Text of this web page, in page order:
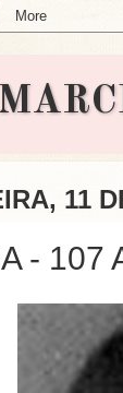
11
- 107